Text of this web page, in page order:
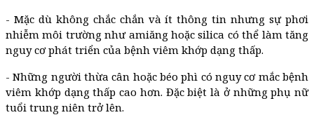
- Mặc dù không chắc chắn và ít thông tin nhưng sự phơi
nhiễm môi trường như amiăng hoặc silica có thể làm tăng
nguy cơ phát triển của bệnh viêm khớp dạng thấp.
- Những người thừa cân hoặc béo phì có nguy cơ mắc bệnh
viêm khớp dạng thấp cao hơn. Đặc biệt là ở những phụ nữ
tuổi trung niên trở lên.